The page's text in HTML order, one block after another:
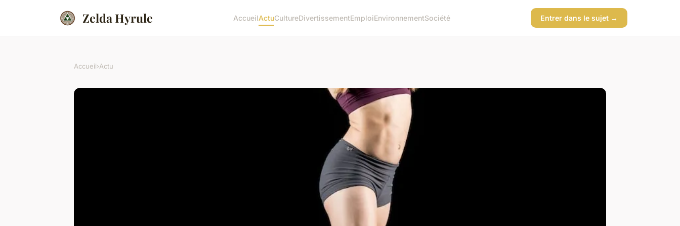
Zelda Hyrule AccueilActuCultureDivertissementEmploiEnvironnementSociété Entrer dans le sujet →
Accueil›Actu